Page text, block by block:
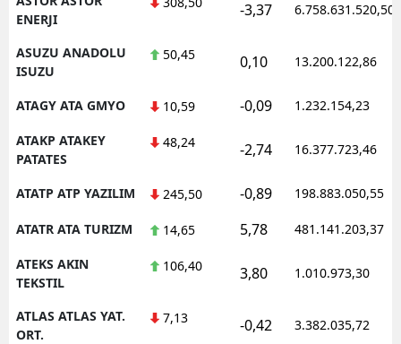
ENERJI
-3,37 6.758.631.520,50
ASUZU ANADOLU
ISUZU
50,45 0,10 13.200.122,86
ATAGY ATA GMYO 10,59 -0,09 1.232.154,23
ATAKP ATAKEY
PATATES
48,24 -2,74 16.377.723,46
ATATP ATP YAZILIM 245,50 -0,89 198.883.050,55
ATATR ATA TURIZM 14,65 5,78 481.141.203,37
ATEKS AKIN
TEKSTIL
106,40 3,80 1.010.973,30
ATLAS ATLAS YAT.
ORT.
7,13 -0,42 3.382.035,72